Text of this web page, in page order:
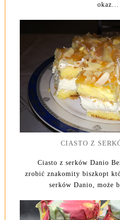
okaz...
CIASTO Z
Ciasto z serków Danio
zrobić znakomity biszkopt
serków Danio, może